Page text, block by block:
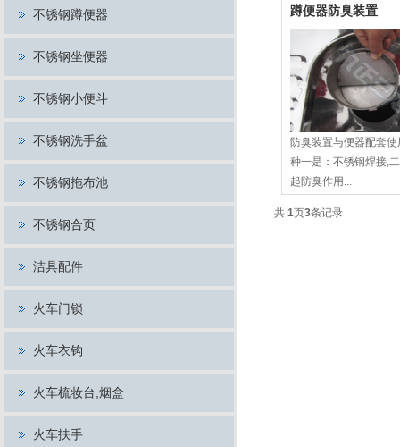
不锈钢蹲便器
不锈钢坐便器
不锈钢小便斗
不锈钢洗手盆
不锈钢拖布池
不锈钢合页
洁具配件
火车门锁
火车衣钩
火车梳妆台,烟盒
火车扶手
蹲便器防臭装置
防臭装置与便器配套
种一是：不锈钢焊接,
起防臭作用...
共 1页3条记录